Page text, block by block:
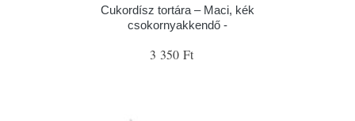
Cukordísz tortára – Maci, kék
csokornyakkendő -
3 350 Ft